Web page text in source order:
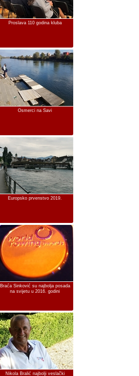
Proslava 110 godina kluba
Osmerci na Savi
Europsko prvenstvo 2019.
Braća Sinković su najbolja posada
na svijetu u 2016. godini
Nikola Bralić najbolji veslački